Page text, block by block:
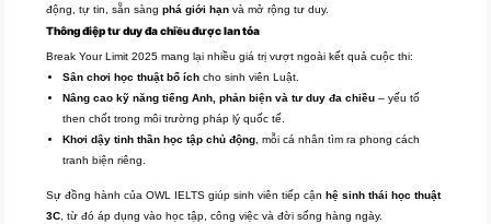
động, tự tin, sẵn sàngphá giới hạn và mở rộng tư duy.
Thông điệp tư duy đa chiều được lan tỏa
Break Your Limit 2025 mang lại nhiều giá trị vượt ngoài kết quả cuộc thi:
Sân chơi học thuật bổ ích cho sinh viên Luật.
Nâng cao kỹ năng tiếng Anh, phản biện và tư duy đa chiều – yếu tố
then chốt trong môi trường pháp lý quốc tế.
Khơi dậy tinh thần học tập chủ động, mỗi cá nhân tìm ra phong cách
tranh biện riêng.
Sự đồng hành của OWL IELTS giúp sinh viên tiếp cận hệ sinh thái học thuật
3C, từ đó áp dụng vào học tập, công việc và đời sống hàng ngày.